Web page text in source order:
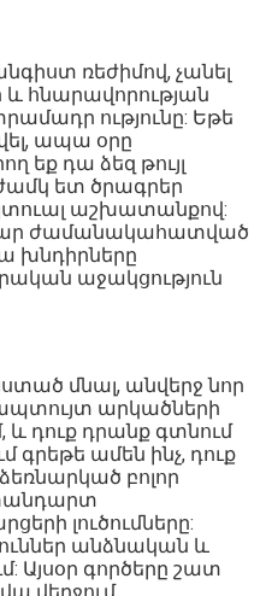
ռեժիմով, չանել
և հնարավորության
ությունը: Եթե
ապա օրը
եք դա ձեզ թույլ
ետ ծրագրեր
աշխատանքով:
ժամանակահատված
խնդիրները
աջակցություն
մնալ, անվերջ նոր
արկածների
և դուք դրանք գտնում
գրեթե ամեն ինչ, դուք
բոլոր
լուծումները:
անձնական և
Այսօր գործերը շատ